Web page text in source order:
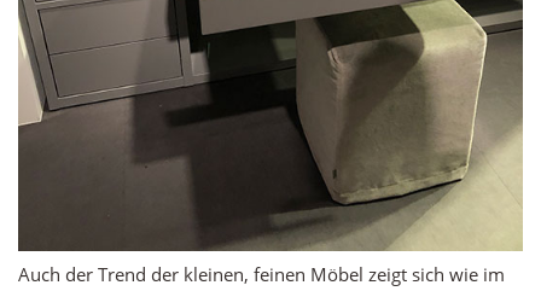
Auch der Trend der kleinen, feinen Möbel zeigt sich wie im